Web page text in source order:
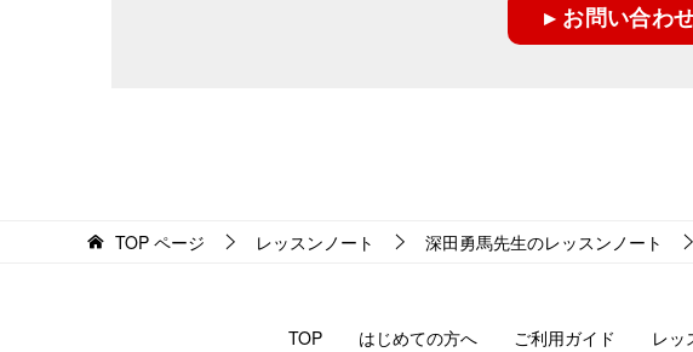
▸ お問い合わ
TOP ページ レッスンノート 深田勇馬先生のレッスンノート
TOP はじめての方へ ご利用ガイド レッ